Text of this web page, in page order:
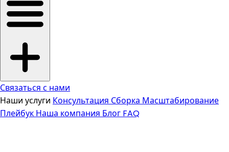
Связаться с нами
Наши услуги Консультация Сборка Масштабирование
Плейбук Наша компания Блог FAQ